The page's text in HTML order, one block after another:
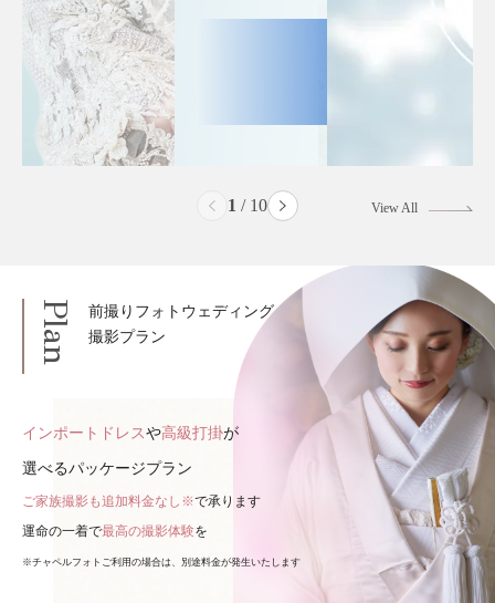
2 / 10 View All
Plan
前撮りフォトウェディング
撮影プラン
インポートドレスや高級打掛が
選べるパッケージプラン
ご家族撮影も追加料金なし※で承ります
運命の一着で最高の撮影体験を
※チャペルフォトご利用の場合は、別途料金が発生いたします